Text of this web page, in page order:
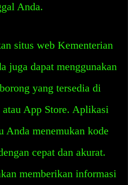
Anda.
situs web Kementerian
juga dapat menggunakan
yang tersedia di
atau App Store. Aplikasi
Anda menemukan kode
cepat dan akurat.
memberikan informasi